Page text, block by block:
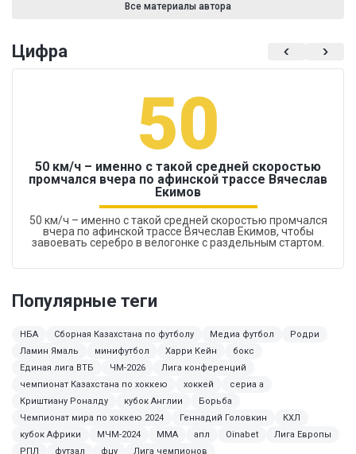
Все материалы автора
Цифра
50
50 км/ч – именно с такой средней скоростью
промчался вчера по афинской трассе Вячеслав
Екимов
50 км/ч – именно с такой средней скоростью промчался
вчера по афинской трассе Вячеслав Екимов, чтобы
завоевать серебро в велогонке с раздельным стартом.
Популярные теги
НБА Сборная Казахстана по футболу Медиа футбол
Родри
Ламин Ямаль
минифутбол Харри Кейн
бокс
Единая лига ВТБ
ЧМ-2026
Лига конференций
чемпионат Казахстана по хоккею
хоккей
сериа а
Криштиану Роналду
кубок Англии
Борьба
Чемпионат мира по хоккею 2024
Геннадий Головкин
КХЛ
кубок Африки
МЧМ-2024 MMA апл Oinabet
Лига Европы
РПЛ
футзал фцу Лига чемпионов